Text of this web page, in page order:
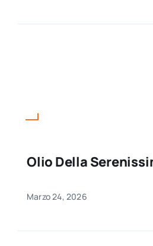
Olio Della
Marzo 24, 2026